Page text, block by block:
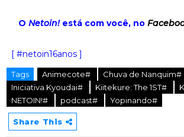
ONetoin!está com você, no
[ #netoin16anos ]
Tags Animecote# Chuva de Nanquim#
Iniciativa Kyoudai#
Kiitekure: The 1ST#
NETOIN!#
podcast# Yopinando#
Share This